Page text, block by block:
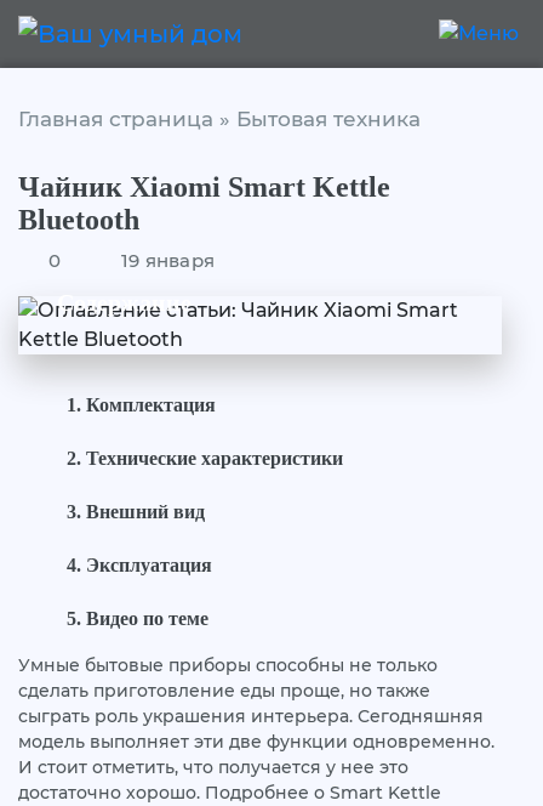
Главная страница » Бытовая техника
Чайник Xiaomi Smart Kettle
Bluetooth
0 19 января
Содержание
Комплектация
Технические характеристики
Внешний вид
Эксплуатация
Видео по теме
Умные бытовые приборы способны не только
сделать приготовление еды проще, но также
сыграть роль украшения интерьера. Сегодняшняя
модель выполняет эти две функции одновременно.
И стоит отметить, что получается у нее это
достаточно хорошо. Подробнее о Smart Kettle